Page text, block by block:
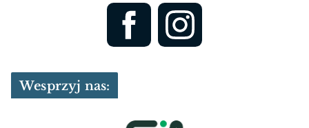
Wesprzyj nas: